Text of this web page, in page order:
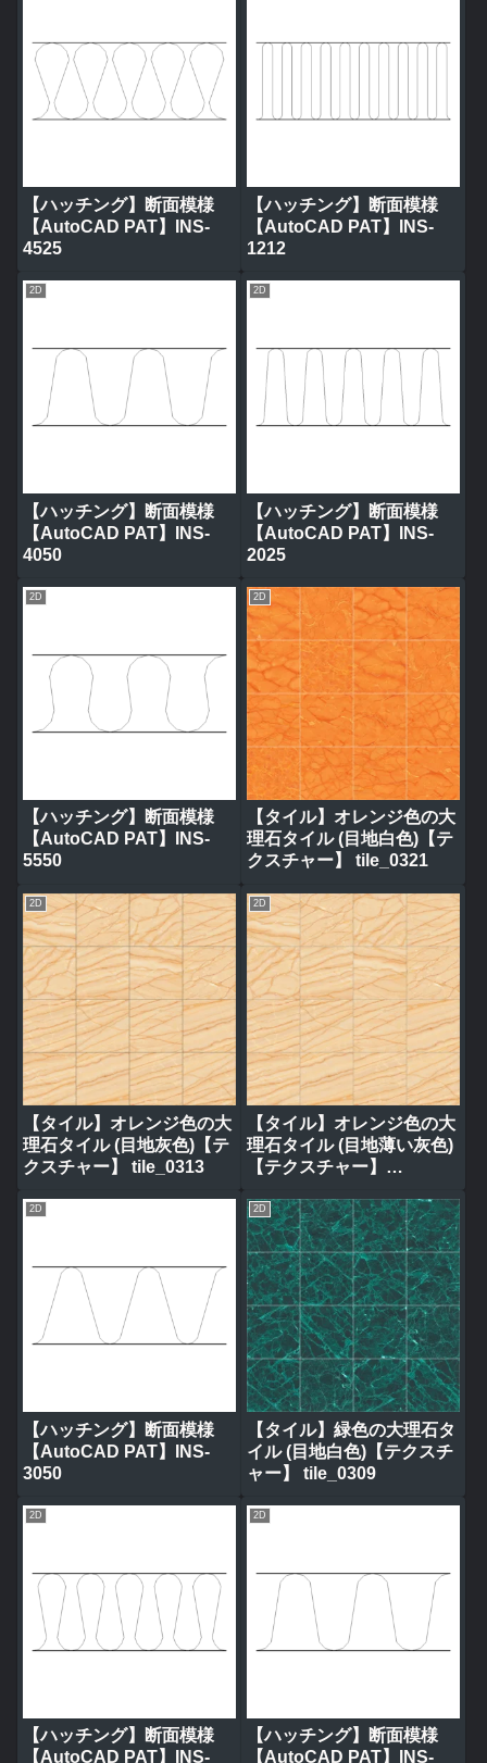
【ハッチング】断面模様
【AutoCAD PAT】INS-
4525
【ハッチング】断面模様
【AutoCAD PAT】INS-
1212
2D
【ハッチング】断面模様
【AutoCAD PAT】INS-
4050
2D
【ハッチング】断面模様
【AutoCAD PAT】INS-
2025
2D
【ハッチング】断面模様
【AutoCAD PAT】INS-
5550
2D
【タイル】オレンジ色の大
理石タイル (目地白色)【テ
クスチャー】 tile_0321
2D
【タイル】オレンジ色の大
理石タイル (目地灰色)【テ
クスチャー】 tile_0313
2D
【タイル】オレンジ色の大
理石タイル (目地薄い灰色)
【テクスチャー】
2D
【ハッチング】断面模様
【AutoCAD PAT】INS-
3050
2D
【タイル】緑色の大理石タ
イル (目地白色)【テクスチ
ャー】 tile_0309
2D
【ハッチング】断面模様
【AutoCAD PAT】INS-
2D
【ハッチング】断面模様
【AutoCAD PAT】INS-